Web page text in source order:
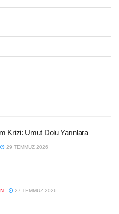
Krizi: Umut Dolu Yarınlara
29 TEMMUZ 2026
27 TEMMUZ 2026